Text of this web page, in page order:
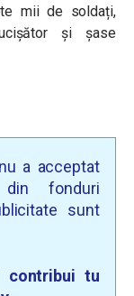
mii de soldați,
și șase
a acceptat
fonduri
sunt
contribui tu